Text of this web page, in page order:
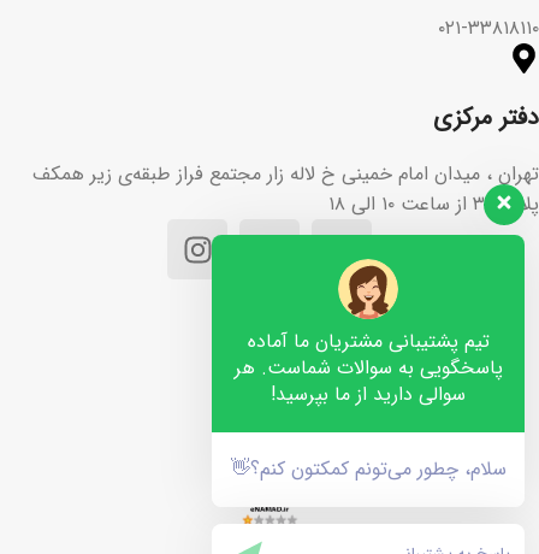
۰۲۱-۳۳۸۱۸۱۱۰
دفتر مرکزی
تهران ، میدان امام خمینی خ لاله زار مجتمع فراز طبقه‌ی زیر همکف
پلاک ۳۶ از ساعت ۱۰ الی ۱۸
تیم پشتیبانی مشتریان ما آماده
پاسخگویی به سوالات شماست. هر
سوالی دارید از ما بپرسید!
سلام، چطور می‌تونم کمکتون کنم؟👋